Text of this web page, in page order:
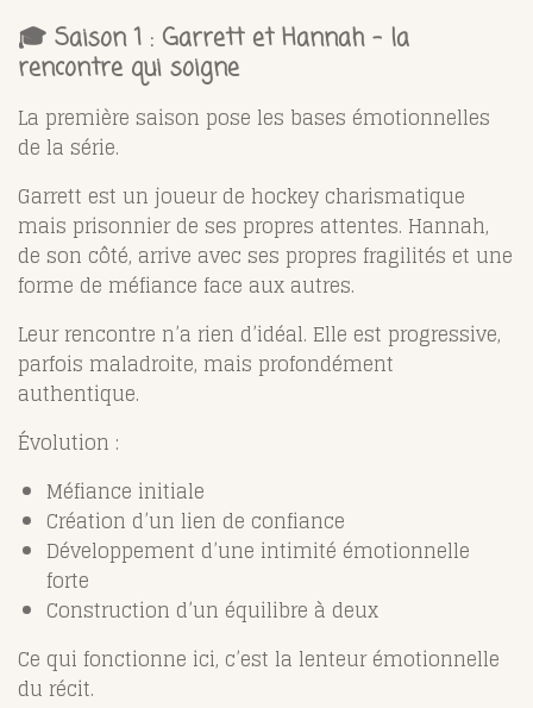
🎓 Saison 1 : Garrett et Hannah – la
rencontre qui soigne
La première saison pose les bases émotionnelles
de la série.
Garrett est un joueur de hockey charismatique
mais prisonnier de ses propres attentes. Hannah,
de son côté, arrive avec ses propres fragilités et une
forme de méfiance face aux autres.
Leur rencontre n’a rien d’idéal. Elle est progressive,
parfois maladroite, mais profondément
authentique.
Évolution :
Méfiance initiale
Création d’un lien de confiance
Développement d’une intimité émotionnelle
forte
Construction d’un équilibre à deux
Ce qui fonctionne ici, c’est la lenteur émotionnelle
du récit.